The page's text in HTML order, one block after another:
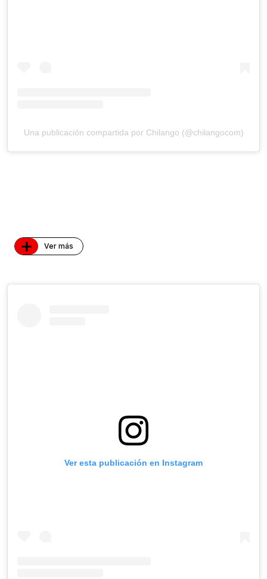
Una publicación compartida por Chilango (@chilangocom)
+ Ver más
Ver esta publicación en Instagram